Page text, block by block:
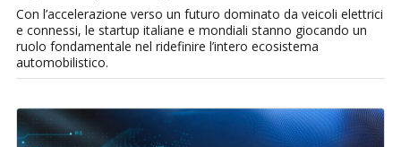
Con l’accelerazione verso un futuro dominato da veicoli elettrici
e connessi, le startup italiane e mondiali stanno giocando un
ruolo fondamentale nel ridefinire l’intero ecosistema
automobilistico.